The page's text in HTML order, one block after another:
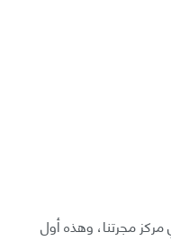
مجرتنا، وهذه أول